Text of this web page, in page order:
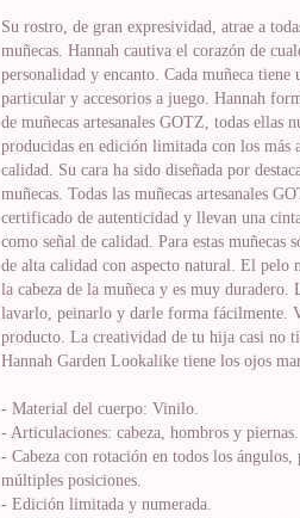
Su rostro, de gran expresividad, atrae a
muñecas. Hannah cautiva el corazón de
personalidad y encanto. Cada muñeca tiene
particular y accesorios a juego. Hannah
de muñecas artesanales GOTZ, todas ellas
producidas en edición limitada con los más
calidad. Su cara ha sido diseñada por
muñecas. Todas las muñecas artesanales
certificado de autenticidad y llevan una
como señal de calidad. Para estas muñecas
de alta calidad con aspecto natural. El pelo
la cabeza de la muñeca y es muy duradero.
lavarlo, peinarlo y darle forma fácilmente.
producto. La creatividad de tu hija casi no
Hannah Garden Lookalike tiene los ojos
- Material del cuerpo: Vinilo.
- Articulaciones: cabeza, hombros y piernas.
- Cabeza con rotación en todos los
múltiples posiciones.
- Edición limitada y numerada.